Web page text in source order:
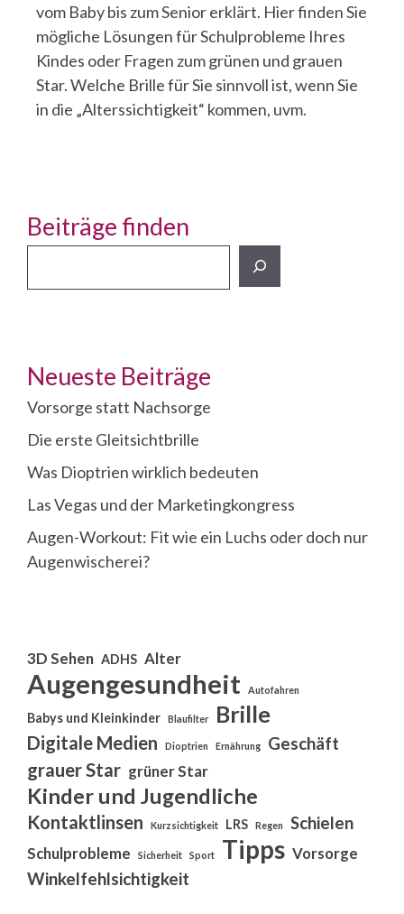
vom Baby bis zum Senior erklärt. Hier finden Sie
mögliche Lösungen für Schulprobleme Ihres
Kindes oder Fragen zum grünen und grauen
Star. Welche Brille für Sie sinnvoll ist, wenn Sie
in die „Alterssichtigkeit“ kommen, uvm.
Beiträge finden
Neueste Beiträge
Vorsorge statt Nachsorge
Die erste Gleitsichtbrille
Was Dioptrien wirklich bedeuten
Las Vegas und der Marketingkongress
Augen-Workout: Fit wie ein Luchs oder doch nur
Augenwischerei?
3D Sehen ADHS Alter
Augengesundheit Autofahren
Babys und Kleinkinder Blaufilter Brille
Digitale Medien Dioptrien Ernährung Geschäft
grauer Star grüner Star
Kinder und Jugendliche
Kontaktlinsen Kurzsichtigkeit LRS Regen Schielen
Schulprobleme Sicherheit Sport Tipps Vorsorge
Winkelfehlsichtigkeit